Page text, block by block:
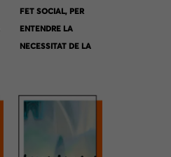
FET SOCIAL, PER
ENTENDRE LA
NECESSITAT DE LA